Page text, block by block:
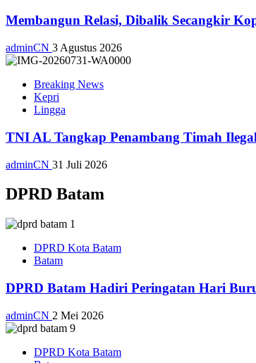
Membangun Relasi, Dibalik Secangkir
adminCN 3 Agustus 2026
Breaking News
Kepri
Lingga
TNI AL Tangkap Penambang Timah
adminCN 31 Juli 2026
DPRD Batam
DPRD Kota Batam
Batam
DPRD Batam Hadiri Peringatan Hari
adminCN 2 Mei 2026
DPRD Kota Batam